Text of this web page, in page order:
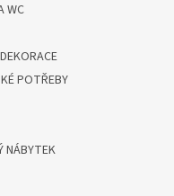
WC
POTŘEBY
NÁBYTEK